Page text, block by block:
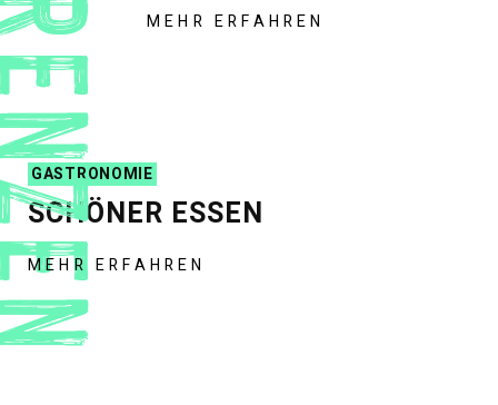
MEHR ERFAHREN
GASTRONOMIE
SCHÖNER ESSEN
MEHR ERFAHREN